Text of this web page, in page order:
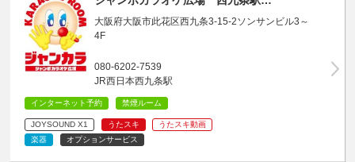
大阪府大阪市此花区西九条3-15-2ソンサンビル3～
4F
080-6202-7539
JR西日本西九条駅
インターネット予約 禁煙ルーム
JOYSOUND X1 うたスキ
うたスキ動画
楽器
オプションサービス